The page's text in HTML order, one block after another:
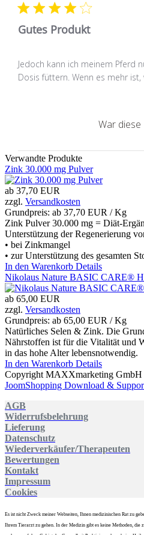
Gutes Produkt
Jedoch kann ich meinem Pferd
Dosis füttern. Wenn es mehr
War
Verwandte Produkte
Zink 30.000 mg Pulver
ab 37,70 EUR
zzgl. Versandkosten
Grundpreis: ab 37,70 EUR / Kg
Zink Pulver 30.000 mg = Diät-
Unterstützung der Regenerierung
• bei Zinkmangel
• zur Unterstützung des gesamten
In den Warenkorb Details
Nikolaus Nature BASIC CARE®
ab 65,00 EUR
zzgl. Versandkosten
Grundpreis: ab 65,00 EUR / Kg
Natürliches Selen & Zink. Die
Nährstoffen ist für die Vitalität und
in das hohe Alter lebensnotwendig.
In den Warenkorb Details
Copyright MAXXmarketing GmbH
JoomShopping Download &
AGB
Widerrufsbelehrung
Lieferung
Datenschutz
Wiederverkäufer/Therapeuten
Bewertungen
Kontakt
Impressum
Cookies
Es ist nicht Zweck meiner Webseiten, Ihnen medizinischen Rat zu
Ihrem Tierarzt zu gehen. In der Medizin gibt es keine Methoden, die